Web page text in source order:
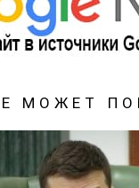
МОЖЕТ